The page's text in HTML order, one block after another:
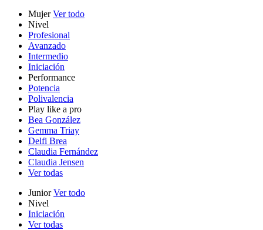
MujerVer todo
Nivel
Profesional
Avanzado
Intermedio
Iniciación
Performance
Potencia
Polivalencia
Play like a pro
Bea González
Gemma Triay
Delfi Brea
Claudia Fernández
Claudia Jensen
Ver todas
JuniorVer todo
Nivel
Iniciación
Ver todas